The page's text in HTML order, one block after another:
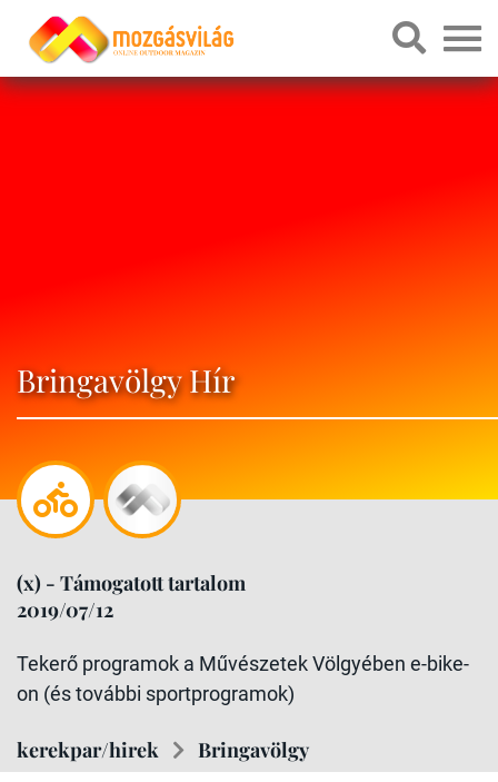
Bringavölgy Hír
(x) - Támogatott tartalom
2019/07/12
Tekerő programok a Művészetek Völgyében e-bike-
on (és további sportprogramok)
kerekpar/hirek Bringavölgy